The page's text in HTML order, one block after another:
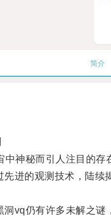
简介
神秘而引人注目的存
的观测技术，陆续揭
仍有许多未解之谜